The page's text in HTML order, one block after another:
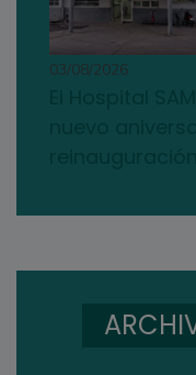
03/08/2026